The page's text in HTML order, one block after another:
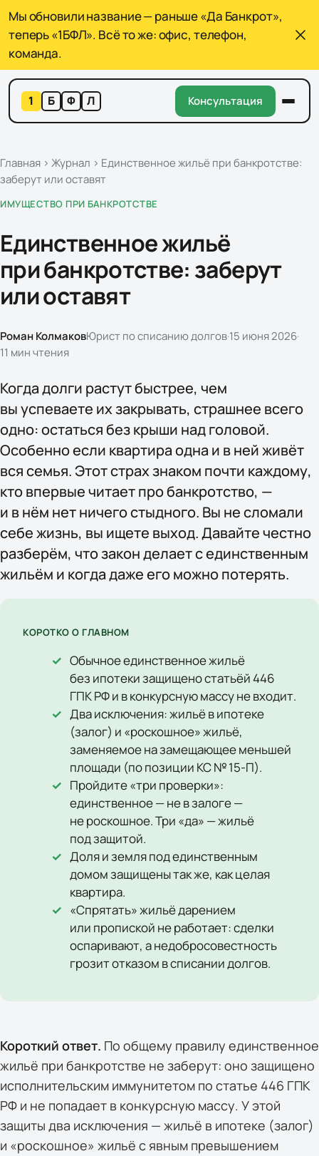
Мы обновили название — раньше «Да Банкрот»,
теперь «1БФЛ». Всё то же: офис, телефон,
команда.
1 Б Ф Л Консультация
Главная › Журнал › Единственное жильё при банкротстве:
заберут или оставят
ИМУЩЕСТВО ПРИ БАНКРОТСТВЕ
Единственное жильё
при банкротстве: заберут
или оставят
Роман КолмаковЮрист по списанию долгов·15 июня 2026·
11 мин чтения
Когда долги растут быстрее, чем
вы успеваете их закрывать, страшнее всего
одно: остаться без крыши над головой.
Особенно если квартира одна и в ней живёт
вся семья. Этот страх знаком почти каждому,
кто впервые читает про банкротство, —
и в нём нет ничего стыдного. Вы не сломали
себе жизнь, вы ищете выход. Давайте честно
разберём, что закон делает с единственным
жильём и когда даже его можно потерять.
КОРОТКО О ГЛАВНОМ
Обычное единственное жильё
без ипотеки защищено статьёй 446
ГПК РФ и в конкурсную массу не входит.
Два исключения: жильё в ипотеке
(залог) и «роскошное» жильё,
заменяемое на замещающее меньшей
площади (по позиции КС № 15-П).
Пройдите «три проверки»:
единственное — не в залоге —
не роскошное. Три «да» — жильё
под защитой.
Доля и земля под единственным
домом защищены так же, как целая
квартира.
«Спрятать» жильё дарением
или пропиской не работает: сделки
оспаривают, а недобросовестность
грозит отказом в списании долгов.
Короткий ответ. По общему правилу единственное
жильё при банкротстве не заберут: оно защищено
исполнительским иммунитетом по статье 446 ГПК
РФ и не попадает в конкурсную массу. У этой
защиты два исключения — жильё в ипотеке (залог)
и «роскошное» жильё с явным превышением